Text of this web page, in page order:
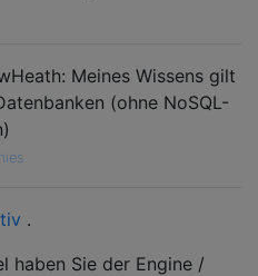
Meines Wissens gilt
(ohne NoSQL-
.
haben Sie der Engine /